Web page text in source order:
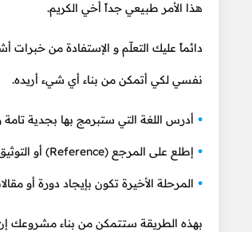
هذا الأمر طبيعي جداً أخي الكريم.
دائماً عليك التعلّم و الإستفادة من
نفسي لكي أتمكن من بناء أي شيء أريده.
أدرس اللغة التي ستبرمج بها بجدية
إطلع على المرجع (Reference) أو التوثيق (Documentation) الرسمي لأي تقنية تنوي استخدامها.
المرحلة الأخيرة تكون بإيجاد دورة أو
بهذه الطريقة ستتمكن من بناء مشروعك إن